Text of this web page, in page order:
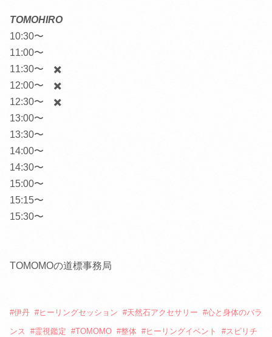
TOMOHIRO
10:30〜
11:00〜
11:30〜 ✖️
12:00〜 ✖️
12:30〜 ✖️
13:00〜
13:30〜
14:00〜
14:30〜
15:00〜
15:15〜
15:30〜
TOMOMOの道標事務局
#伊丹 #ヒーリングセッション #天然石アクセサリー #心と身体のバラ
ンス #霊視鑑定 #TOMOMO #整体 #ヒーリングイベント #スピリチ